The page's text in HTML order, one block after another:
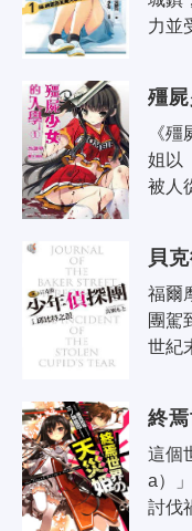
力並
殭
《
姐以
被人
貝
福爾
團駕
世紀
蘇..
終
這個
a）
討伐